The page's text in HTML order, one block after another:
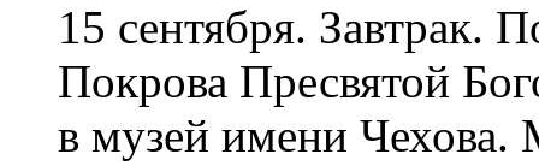
15 сентября. Завтрак.
Покрова Пресвятой
в музей имени